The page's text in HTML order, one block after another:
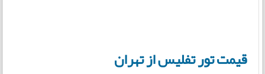
قیمت تور تفلیس از تهران